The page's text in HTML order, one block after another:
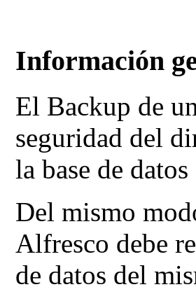
Información
El Backup de
seguridad del
la base de datos
Del mismo
Alfresco debe
de datos del